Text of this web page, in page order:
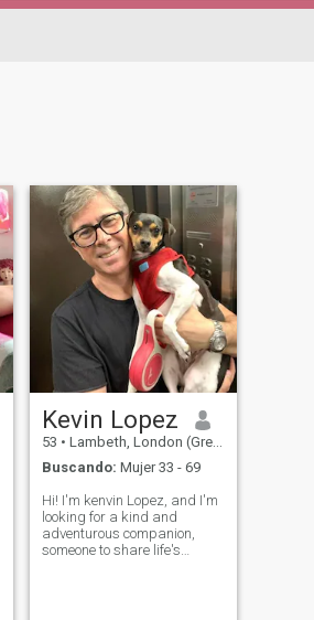
Kevin Lopez
53 • Lambeth, London (Greater), Reino Unido
Buscando: Mujer 33 - 69
Hi! I'm kenvin Lopez, and I'm
looking for a kind and
adventurous companion,
someone to share life's